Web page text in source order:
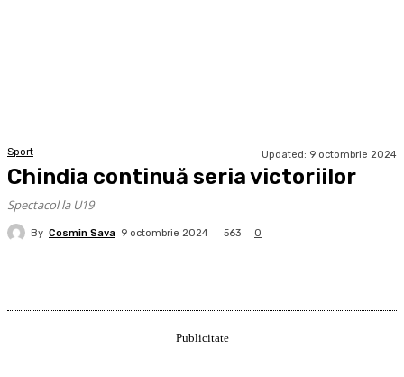
Sport Updated: 9 octombrie 2024
Chindia continuă seria victoriilor
Spectacol la U19
By Cosmin Sava 9 octombrie 2024 563 0
Publicitate